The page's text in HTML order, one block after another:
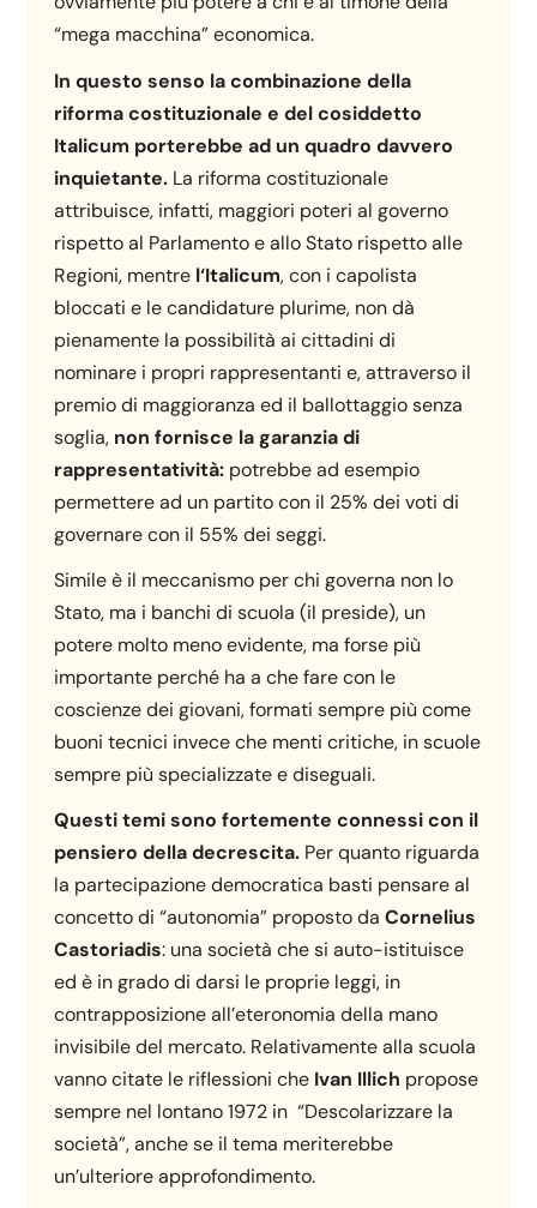
“mega macchina” economica.
In questo senso la combinazione della
riforma costituzionale e del cosiddetto
Italicum porterebbe ad un quadro davvero
inquietante. La riforma costituzionale
attribuisce, infatti, maggiori poteri al governo
rispetto al Parlamento e allo Stato rispetto alle
Regioni, mentre l‘Italicum, con i capolista
bloccati e le candidature plurime, non dà
pienamente la possibilità ai cittadini di
nominare i propri rappresentanti e, attraverso il
premio di maggioranza ed il ballottaggio senza
soglia, non fornisce la garanzia di
rappresentatività: potrebbe ad esempio
permettere ad un partito con il 25% dei voti di
governare con il 55% dei seggi.
Simile è il meccanismo per chi governa non lo
Stato, ma i banchi di scuola (il preside), un
potere molto meno evidente, ma forse più
importante perché ha a che fare con le
coscienze dei giovani, formati sempre più come
buoni tecnici invece che menti critiche, in scuole
sempre più specializzate e diseguali.
Questi temi sono fortemente connessi con il
pensiero della decrescita. Per quanto riguarda
la partecipazione democratica basti pensare al
concetto di “autonomia” proposto daCornelius
Castoriadis: una società che si auto-istituisce
ed è in grado di darsi le proprie leggi, in
contrapposizione all’eteronomia della mano
invisibile del mercato. Relativamente alla scuola
vanno citate le riflessioni che Ivan Illich propose
sempre nel lontano 1972 in “Descolarizzare la
società”, anche se il tema meriterebbe
un’ulteriore approfondimento.